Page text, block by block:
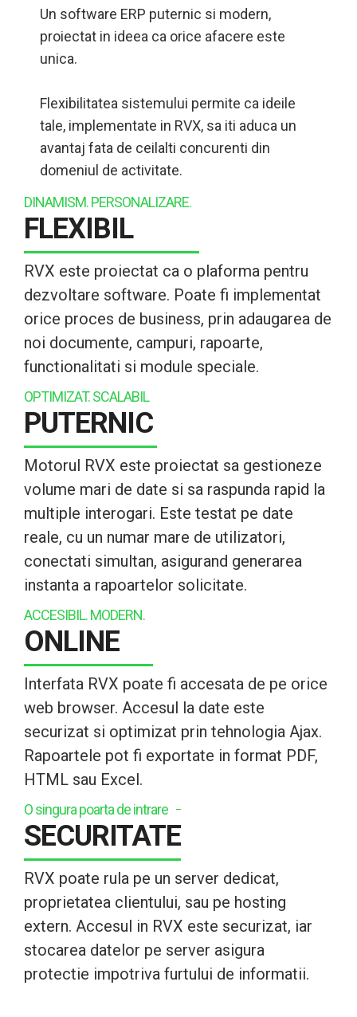
Un software ERP puternic si modern,
proiectat in ideea ca orice afacere este
unica.
Flexibilitatea sistemului permite ca ideile
tale, implementate in RVX, sa iti aduca un
avantaj fata de ceilalti concurenti din
domeniul de activitate.
DINAMISM. PERSONALIZARE.
FLEXIBIL
RVX este proiectat ca o plaforma pentru
dezvoltare software. Poate fi implementat
orice proces de business, prin adaugarea de
noi documente, campuri, rapoarte,
functionalitati si module speciale.
OPTIMIZAT. SCALABIL
PUTERNIC
Motorul RVX este proiectat sa gestioneze
volume mari de date si sa raspunda rapid la
multiple interogari. Este testat pe date
reale, cu un numar mare de utilizatori,
conectati simultan, asigurand generarea
instanta a rapoartelor solicitate.
ACCESIBIL. MODERN.
ONLINE
Interfata RVX poate fi accesata de pe orice
web browser. Accesul la date este
securizat si optimizat prin tehnologia Ajax.
Rapoartele pot fi exportate in format PDF,
HTML sau Excel.
O singura poarta de intrare
SECURITATE
RVX poate rula pe un server dedicat,
proprietatea clientului, sau pe hosting
extern. Accesul in RVX este securizat, iar
stocarea datelor pe server asigura
protectie impotriva furtului de informatii.